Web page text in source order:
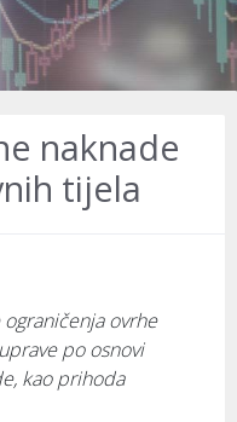
naknade
tijela
ovrhe
po osnovi
kao prihoda